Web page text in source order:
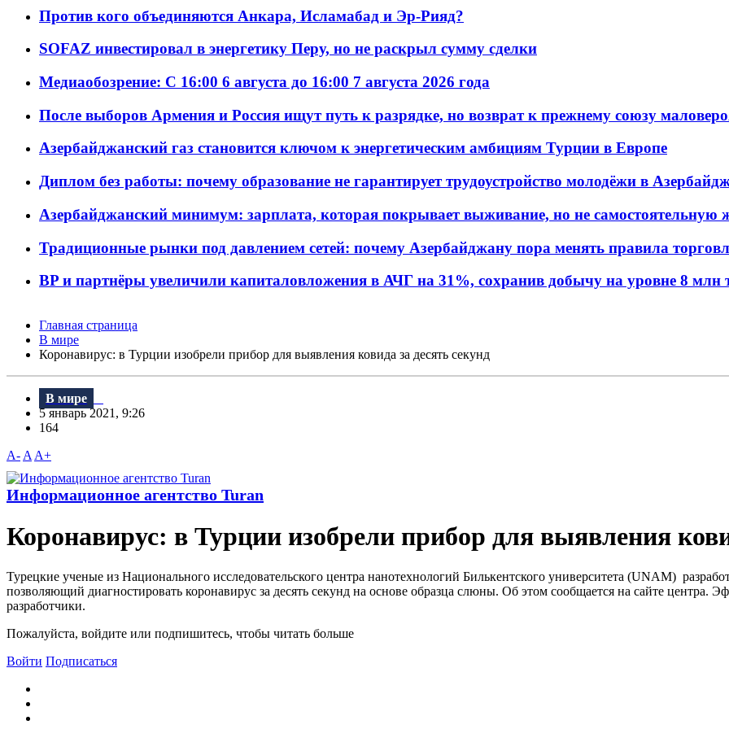
Против кого объединяются Анкара, Исламабад и Эр-Рияд?
SOFAZ инвестировал в энергетику Перу, но не раскрыл сумму сделки
Медиаобозрение: С 16:00 6 августа до 16:00 7 августа 2026 года
После выборов Армения и Россия ищут путь к разрядке, но возврат к прежнему союзу
Азербайджанский газ становится ключом к энергетическим амбициям Турции в Европе
Диплом без работы: почему образование не гарантирует трудоустройство молодёжи в
Азербайджанский минимум: зарплата, которая покрывает выживание, но не самостоятельную
Традиционные рынки под давлением сетей: почему Азербайджану пора менять правила
BP и партнёры увеличили капиталовложения в АЧГ на 31%, сохранив добычу на уровне 8 млн
Главная страница
В мире
Коронавирус: в Турции изобрели прибор для выявления ковида за десять секунд
В мире
5 январь 2021, 9:26
164
A- A A+
Информационное агентство Turan
Коронавирус: в Турции изобрели прибор для выявления
Турецкие ученые из Национального исследовательского центра нанотехнологий Билькентского университета (UNAM)
позволяющий диагностировать коронавирус за десять секунд на основе образца слюны. Об этом сообщается на сайте центра.
разработчики.
Пожалуйста, войдите или подпишитесь, чтобы читать больше
Войти Подписаться